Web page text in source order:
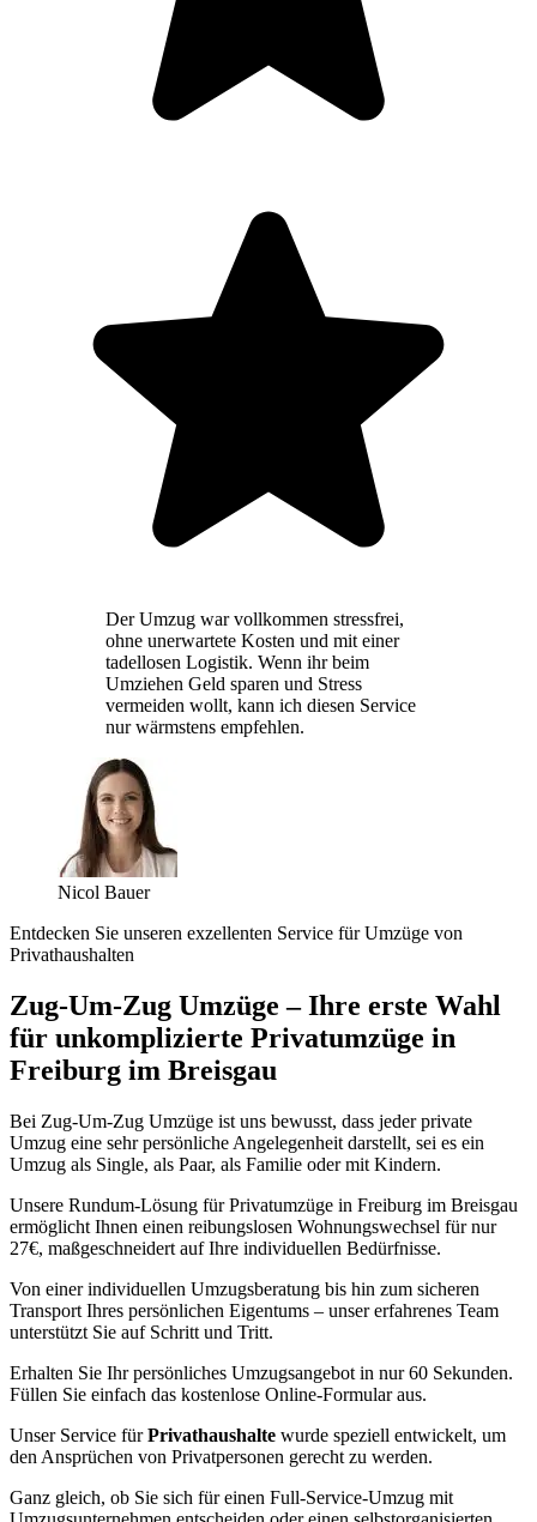
Der Umzug war vollkommen stressfrei,
ohne unerwartete Kosten und mit einer
tadellosen Logistik. Wenn ihr beim
Umziehen Geld sparen und Stress
vermeiden wollt, kann ich diesen Service
nur wärmstens empfehlen.
Nicol Bauer
Entdecken Sie unseren exzellenten Service für Umzüge von
Privathaushalten
Zug-Um-Zug Umzüge – Ihre erste Wahl
für unkomplizierte Privatumzüge in
Freiburg im Breisgau
Bei Zug-Um-Zug Umzüge ist uns bewusst, dass jeder private
Umzug eine sehr persönliche Angelegenheit darstellt, sei es ein
Umzug als Single, als Paar, als Familie oder mit Kindern.
Unsere Rundum-Lösung für Privatumzüge in Freiburg im Breisgau
ermöglicht Ihnen einen reibungslosen Wohnungswechsel für nur
27€, maßgeschneidert auf Ihre individuellen Bedürfnisse.
Von einer individuellen Umzugsberatung bis hin zum sicheren
Transport Ihres persönlichen Eigentums – unser erfahrenes Team
unterstützt Sie auf Schritt und Tritt.
Erhalten Sie Ihr persönliches Umzugsangebot in nur 60 Sekunden.
Füllen Sie einfach das kostenlose Online-Formular aus.
Unser Service fürPrivathaushalte wurde speziell entwickelt, um
den Ansprüchen von Privatpersonen gerecht zu werden.
Ganz gleich, ob Sie sich für einen Full-Service-Umzug mit